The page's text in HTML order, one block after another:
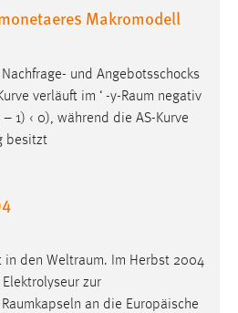
Makromodell
und Angebotsschocks
verläuft im ‘ -y-Raum negativ
1) ‹ 0), während die AS-Kurve
besitzt
in den Weltraum. Im Herbst 2004
zur
Raumkapseln an die Europäische